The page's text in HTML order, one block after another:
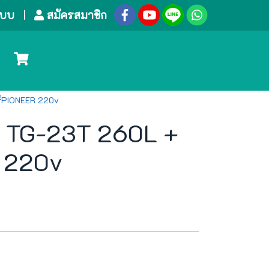
บ สมัครสมาชิก
220v
TG-23T 260L +
220v